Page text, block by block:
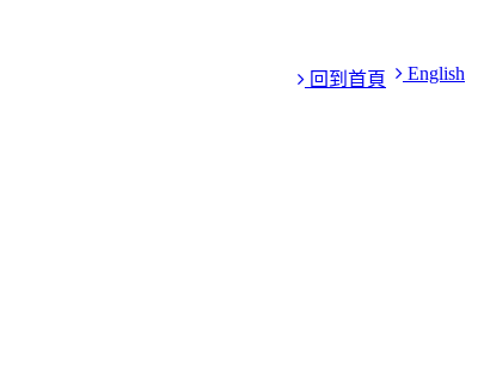
English
回到首頁